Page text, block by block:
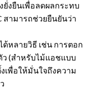
ยั่งยืนเพื่อลดผลกระทบ
สามารถช่วยยืนยันว่า
หลายวิธี เช่น การตอก
(สำหรับไม้แอชแบบ
เพื่อให้มั่นใจถึงความ